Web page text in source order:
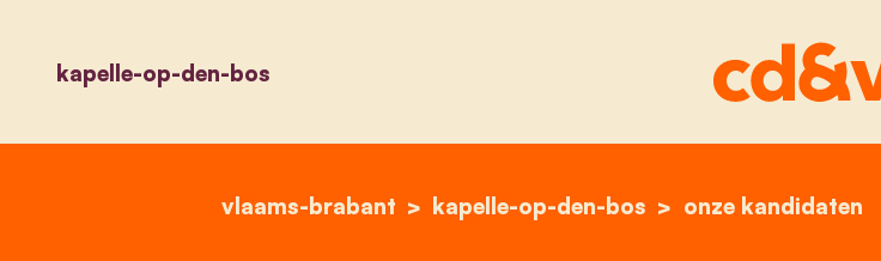
kapelle-op-den-bos
home
vlaams-brabant kapelle-op-den-bos onze kandidaten
paul verhasselt